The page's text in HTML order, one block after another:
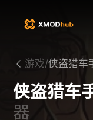
游戏/侠盗猎车
侠盗猎车
器